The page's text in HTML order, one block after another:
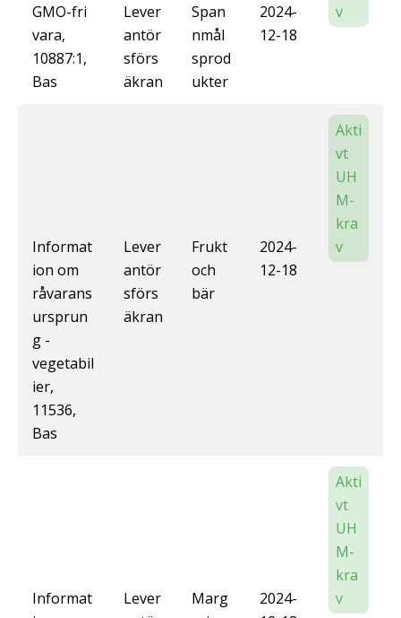
GMO-fri
vara,
10887:1,
Bas
Lever
antör
sförs
äkran
Span
nmål
sprod
ukter
2024-
12-18
v
Informat
ion om
råvarans
ursprun
g -
vegetabil
ier,
11536,
Bas
Lever
antör
sförs
äkran
Frukt
och
bär
2024-
12-18
Akti
vt
UH
M-
kra
v
Informat
Lever
Marg
2024-
Akti
vt
UH
M-
kra
v